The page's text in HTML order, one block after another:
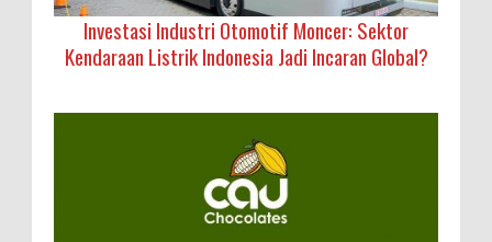
Investasi Industri Otomotif Moncer: Sektor
Kendaraan Listrik Indonesia Jadi Incaran Global?